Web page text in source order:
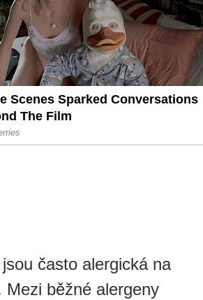
často alergická na
běžné alergeny